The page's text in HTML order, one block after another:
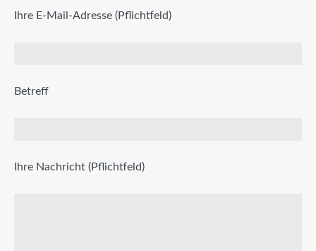
Ihre E-Mail-Adresse (Pflichtfeld)
Betreff
Ihre Nachricht (Pflichtfeld)